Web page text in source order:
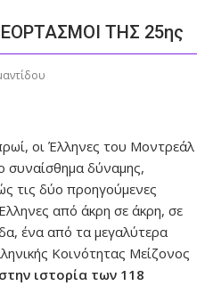
ΤΗΣ 25ης
οι Έλληνες του Μοντρεάλ
δύναμης,
τις δύο προηγούμενες
από άκρη σε άκρη, σε
ένα από τα μεγαλύτερα
Κοινότητας Μείζονος
ιστορία των 118